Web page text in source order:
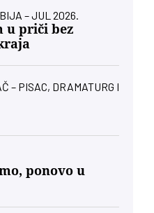
– JUL 2026.
u priči bez
– PISAC, DRAMATURG I
ponovo u